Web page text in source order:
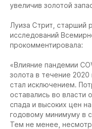
увеличив золотой
Луиза Стрит, старший
исследований
прокомментировала:
«Влияние пандемии
золота в течение 2020
стал исключением.
оставались во власти
спада и высоких цен
годовому минимуму в
Тем не менее,